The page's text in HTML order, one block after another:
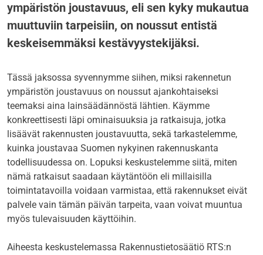
ympäristön joustavuus, eli sen kyky mukautua
muuttuviin tarpeisiin, on noussut entistä
keskeisemmäksi kestävyystekijäksi.
Tässä jaksossa syvennymme siihen, miksi rakennetun
ympäristön joustavuus on noussut ajankohtaiseksi
teemaksi aina lainsäädännöstä lähtien. Käymme
konkreettisesti läpi ominaisuuksia ja ratkaisuja, jotka
lisäävät rakennusten joustavuutta, sekä tarkastelemme,
kuinka joustavaa Suomen nykyinen rakennuskanta
todellisuudessa on. Lopuksi keskustelemme siitä, miten
nämä ratkaisut saadaan käytäntöön eli millaisilla
toimintatavoilla voidaan varmistaa, että rakennukset eivät
palvele vain tämän päivän tarpeita, vaan voivat muuntua
myös tulevaisuuden käyttöihin.
Aiheesta keskustelemassa Rakennustietosäätiö RTS:n